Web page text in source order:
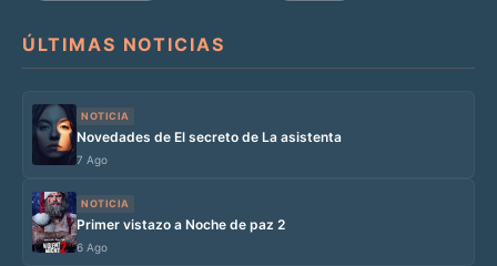
ÚLTIMAS NOTICIAS
NOTICIA
Novedades de El secreto de La asistenta
7 Ago
NOTICIA
Primer vistazo a Noche de paz 2
6 Ago